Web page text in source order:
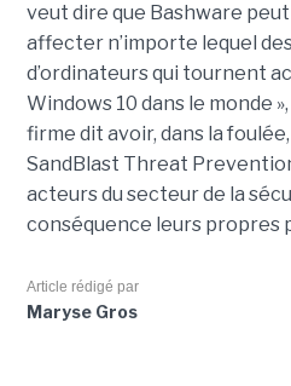
veut dire que Bashware
affecter n’importe lequel
d’ordinateurs qui tournent
Windows 10 dans le monde
firme dit avoir, dans la
SandBlast Threat
acteurs du secteur de la
conséquence leurs propres
Article rédigé par
Maryse Gros